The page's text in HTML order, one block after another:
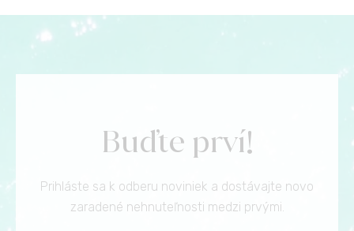
Buďte prví!
Prihláste sa k odberu noviniek a dostávajte novo
zaradené nehnuteľnosti medzi prvými.